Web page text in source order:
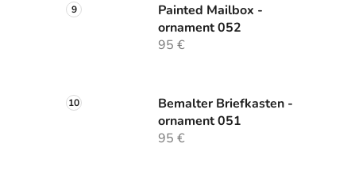
Painted Mailbox -
ornament 052
95 €
Bemalter Briefkasten -
ornament 051
95 €